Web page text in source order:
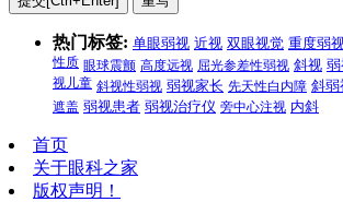
热门标签: 单眼弱视 近视 双眼视觉 重度弱
性质 眼球震颤 高度远视 屈光参差性弱视 斜视
视儿童 斜视性弱视 弱视家长 先天性白内障 斜弱
遮盖 弱视患者 弱视治疗仪 旁中心注视 内斜
首页
关于眼科之家
版权声明！